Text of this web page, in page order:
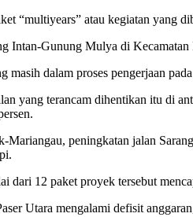
“multiyears” atau kegiatan yang
Intan-Gunung Mulya di Kecamatan
masih dalam proses pengerjaan
yang terancam dihentikan itu di
Mariangau, peningkatan jalan
dari 12 paket proyek tersebut
Utara mengalami defisit